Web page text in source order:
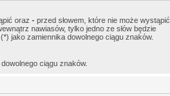
oraz - przed słowem, które nie może wystąpić.
nawiasów, tylko jedno ze słów będzie
jako zamiennika dowolnego ciągu znaków.
ciągu znaków.